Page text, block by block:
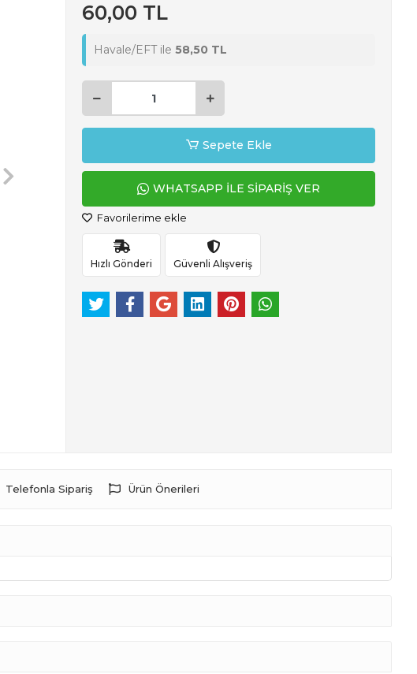
60,00 TL
Havale/EFT ile58,50 TL
Sepete Ekle
WHATSAPP İLE SİPARİŞ VER
Favorilerime ekle
Hızlı Gönderi Güvenli Alışveriş
Telefonla Sipariş Ürün Önerileri